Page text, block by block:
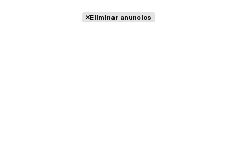
Eliminar anuncios